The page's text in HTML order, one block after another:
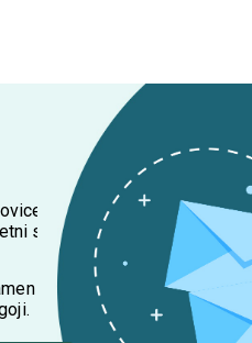
strani